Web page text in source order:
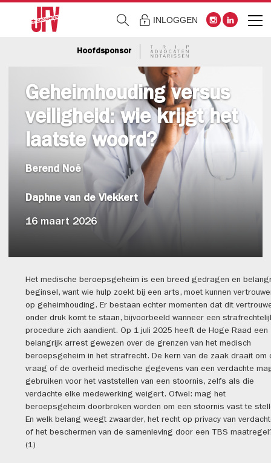
INLOGGEN
Hoofdsponsor
Geheimhouding versus
veiligheid: wie krijgt het
laatste woord?
Berend Noë
Daphne van de Vlekkert
16 maart 2026
Het medische beroepsgeheim is een breed gedragen en
beginsel, want wie hulp zoekt bij een arts, moet kunnen
op geheimhouding. Er bestaan echter momenten dat dit
onder druk komt te staan, bijvoorbeeld wanneer een
procedure zich aandient. Op 1 juli 2025 heeft de Hoge Raad een
belangrijk arrest gewezen over de grenzen van het medisch
beroepsgeheim in het strafrecht. De kern van de zaak draait om
vraag of de overheid medische gegevens van een verdachte
gebruiken voor het vaststellen van een stoornis, zelfs als die
verdachte elke medewerking weigert. Ofwel: mag het
beroepsgeheim doorbroken worden om een stoornis vast te
En welk belang weegt zwaarder, het recht op privacy van
of het beschermen van de samenleving door een TBS
(1)